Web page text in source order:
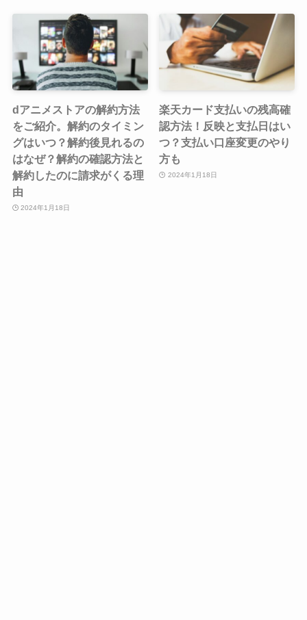
dアニメストアの解約方法
をご紹介。解約のタイミン
グはいつ？解約後見れるの
はなぜ？解約の確認方法と
解約したのに請求がくる理
由
2024年1月18日
楽天カード支払いの残高確
認方法！反映と支払日はい
つ？支払い口座変更のやり
方も
2024年1月18日